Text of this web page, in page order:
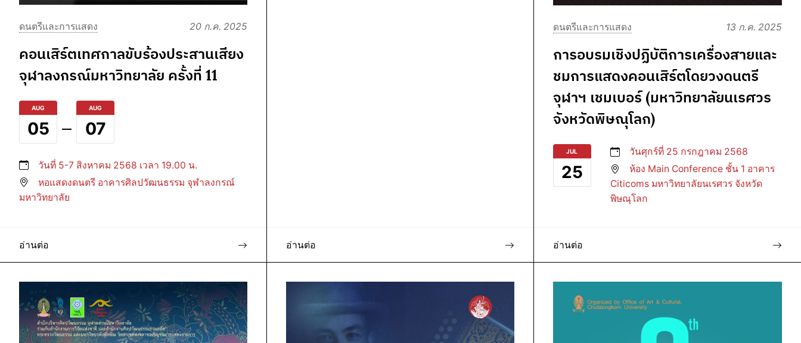
ดนตรีและการแสดง 20 ก.ค. 2025
คอนเสิร์ตเทศกาลขับร้องประสานเสียง
จุฬาลงกรณ์มหาวิทยาลัย ครั้งที่ 11
AUG
05
AUG
07
วันที่ 5-7 สิงหาคม 2568 เวลา 19.00 น.
หอแสดงดนตรี อาคารศิลปวัฒนธรรม จุฬาลงกรณ์
มหาวิทยาลัย
อ่านต่อ อ่านต่อ
ดนตรีและการแสดง 13 ก.ค. 2025
การอบรมเชิงปฏิบัติการเครื่องสายและ
ชมการแสดงคอนเสิร์ตโดยวงดนตรี
จุฬาฯ เชมเบอร์ (มหาวิทยาลัยนเรศวร
จังหวัดพิษณุโลก)
JUL
25
วันศุกร์ที่ 25 กรกฎาคม 2568
ห้อง Main Conference ชั้น 1 อาคาร
Citicoms มหาวิทยาลัยนเรศวร จังหวัด
พิษณุโลก
อ่านต่อ